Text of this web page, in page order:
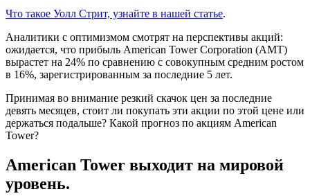
Что такое Уолл Стрит, узнайте в нашей статье.
Аналитики с оптимизмом смотрят на перспективы акций:
ожидается, что прибыль American Tower Corporation (AMT)
вырастет на 24% по сравнению с совокупным средним ростом
в 16%, зарегистрированным за последние 5 лет.
Принимая во внимание резкий скачок цен за последние
девять месяцев, стоит ли покупать эти акции по этой цене или
держаться подальше? Какой прогноз по акциям American
Tower?
American Tower выходит на мировой
уровень.